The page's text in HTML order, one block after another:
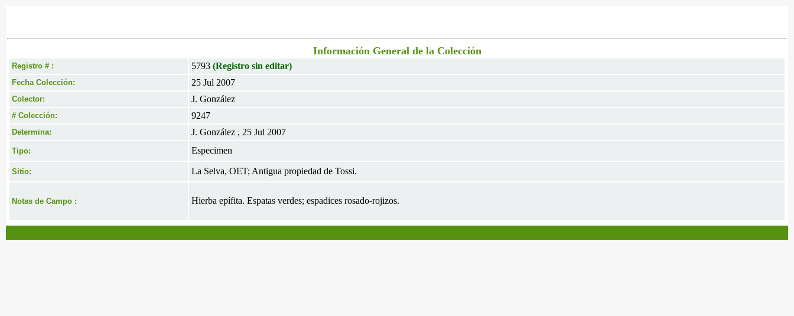
Información General de la Colección
Registro # : 5793 (Registro sin editar)
Fecha Colección: 25 Jul 2007
Colector: J. González
# Colección: 9247
Determina: J. González , 25 Jul 2007
Tipo: Especimen
Sitio: La Selva, OET; Antigua propiedad de Tossi.
Notas de Campo : Hierba epífita. Espatas verdes; espadices rosado-rojizos.